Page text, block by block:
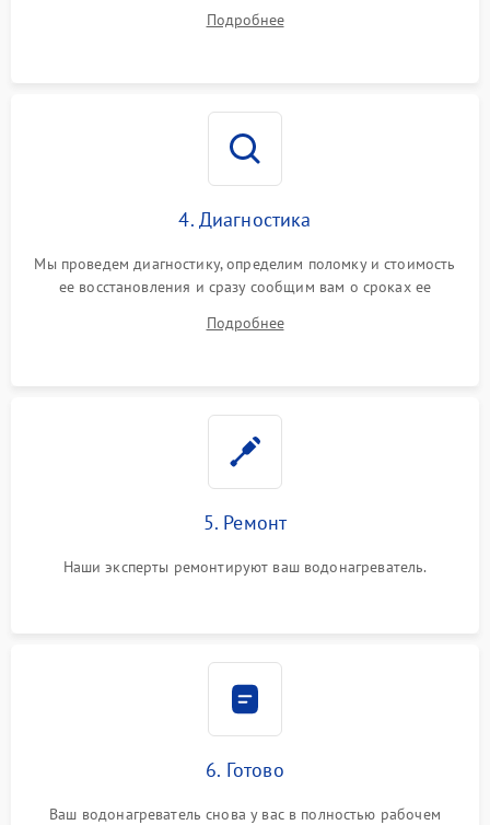
Подробнее
4. Диагностика
Мы проведем диагностику, определим поломку и стоимость
ее восстановления и сразу сообщим вам о сроках ее
Подробнее
5. Ремонт
Наши эксперты ремонтируют ваш водонагреватель.
6. Готово
Ваш водонагреватель снова у вас в полностью рабочем